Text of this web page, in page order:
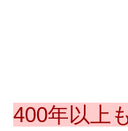
400年以上